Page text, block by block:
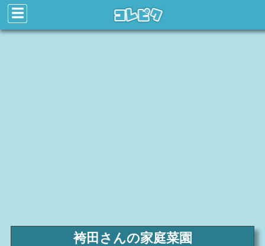
☰
袴田さんの家庭菜園